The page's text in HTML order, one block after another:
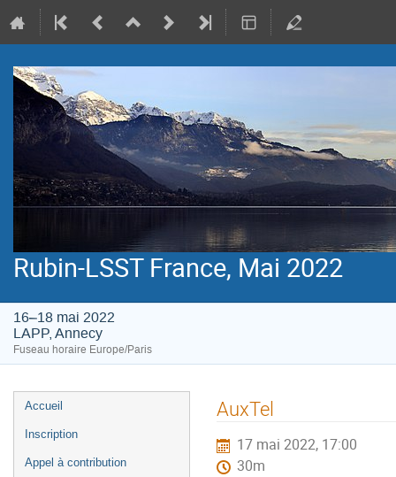
Rubin-LSST France, Mai 2022
16–18 mai 2022
LAPP, Annecy
Fuseau horaire Europe/Paris
Menu
de
Accueil
Inscription
Appel à contribution
AuxTel
17 mai 2022, 17:00
30m